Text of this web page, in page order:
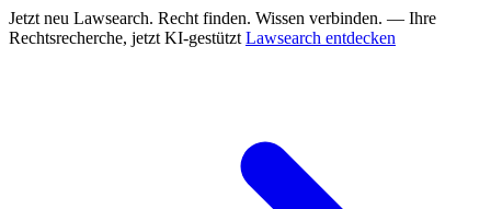
Jetzt neu Lawsearch. Recht finden. Wissen verbinden. — Ihre
Rechtsrecherche, jetzt KI-gestützt Lawsearch entdecken